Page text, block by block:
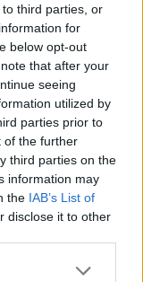
third parties, or
for
below opt-out
that after your
seeing
utilized by
parties prior to
of the further
third parties on the
information may
the IAB’s List of
disclose it to other
abilitare nuove
creare una rete più
aree principali: il
predittiva, per
e potenziali
sensing, per rilevare
come vibrazioni e
capacità potranno